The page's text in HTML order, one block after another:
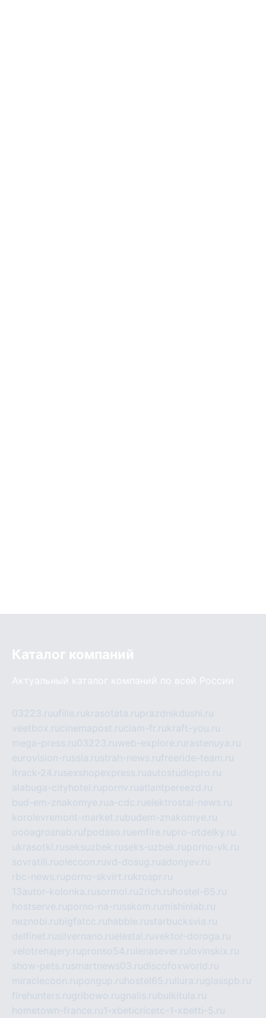
Каталог компаний
Актуальный каталог компаний по всей России
03223.ruufille.rukrasotata.ruprazdnikdushi.ru
veetbox.rucinemapost.ruciam-fr.rukraft-you.ru
mega-press.ru03223.ruweb-explore.ru rastenuya.ru
eurovision-russia.rustrah-news.rufreeride-team.ru
itrack-24.rusexshopexpress.ruautostudiopro.ru
alabuga-cityhotel.rupornv.ruatlantpereezd.ru
bud-em-znakomye.rua-cdc.ruelektrostal-news.ru
korolevremont-market.rubudem-znakomye.ru
oooagrosnab.rufpodaso.ruemfire.rupro-otdelky.ru
ukrasotki.ruseksuzbek.ruseks-uzbek.ruporno-vk.ru
sovratili.ruolecoon.ruvd-dosug.ruadonyev.ru
rbc-news.ruporno-skvirt.rukrospr.ru
13autor-kolonka.rusormol.ru2rich.ru hostel-65.ru
hostserve.ruporno-na-russkom.ru mishinlab.ru
neznobi.rubigfatcc.ru habble.rustarbucksvia.ru
delfinet.rusilvernano.ruelestal.ruvektor-doroga.ru
velotrenajery.rupronso54.ru lenasever.ru lovinskix.ru
show-pets.rusmartnews03.rudiscofoxworld.ru
miraclecoon.rupongup.ru hostel65.ru liura.ruglasspb.ru
firehunters.rugribowo.rugnalis.rubulkitula.ru
hometown-france.ru1-xbeticricetc-1-xbetti-5.ru